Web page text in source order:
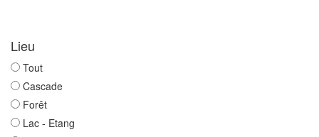
Lieu
Tout
Cascade
Forêt
Lac - Etang